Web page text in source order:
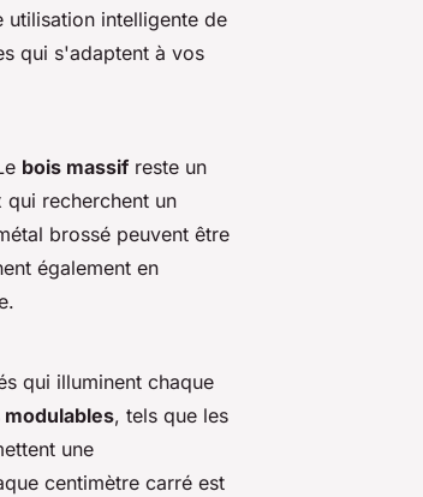
utilisation intelligente de
qui s'adaptent à vos
bois massif reste un
recherchent un
brossé peuvent être
également en
qui illuminent chaque
, tels que les
une
centimètre carré est